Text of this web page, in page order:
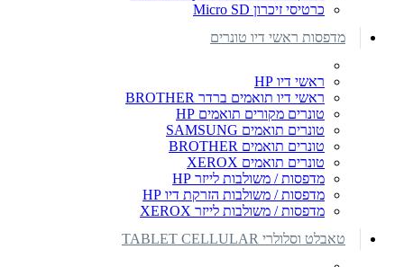
כרטיסי זיכרון Micro SD
מדפסות ראשי דיו טונרים
ראשי דיו HP
ראשי דיו תואמים ברדר BROTHER
טונרים מקורים תואמים HP
טונרים תואמים SAMSUNG
טונרים תואמים BROTHER
טונרים תואמים XEROX
מדפסות / משולבות לייזר HP
מדפסות / משולבות הזרקת דיו HP
מדפסות / משולבות לייזר XEROX
טאבלט וסלולרי TABLET CELLULAR